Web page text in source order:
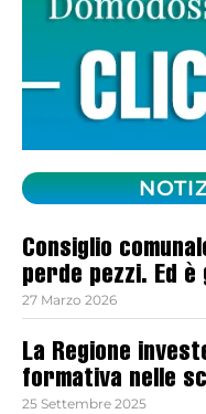
Consiglio
perde pezzi. Ed
27 Marzo 2026
La Regione
formativa nelle
25 Settembre 2025